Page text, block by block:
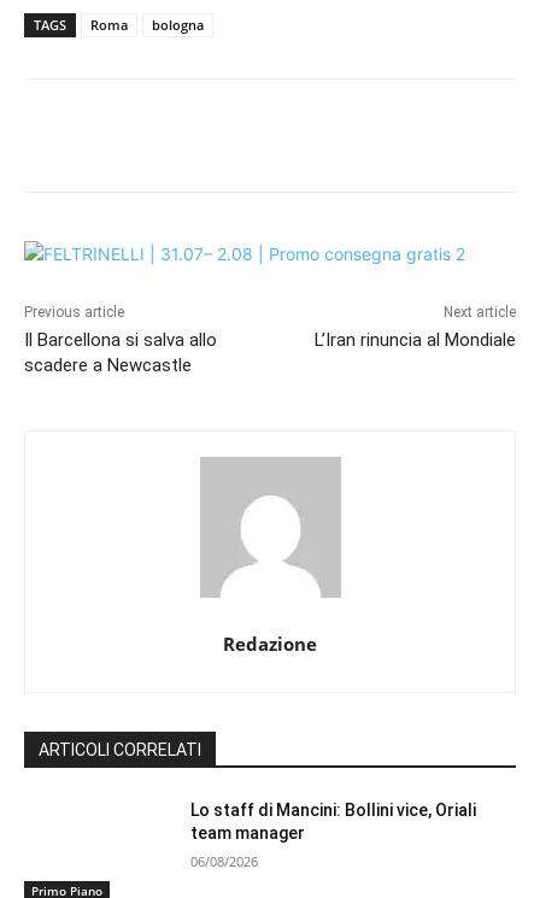
TAGS Roma bologna
Previous article
Il Barcellona si salva allo
scadere a Newcastle
Next article
L’Iran rinuncia al Mondiale
Redazione
ARTICOLI CORRELATI
Primo Piano
Lo staff di Mancini: Bollini vice, Oriali
team manager
06/08/2026